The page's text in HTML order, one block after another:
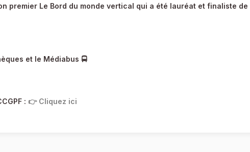
premier Le Bord du monde vertical qui a été lauréat et finaliste de
et le Médiabus 🚍
: 👉 Cliquez ici